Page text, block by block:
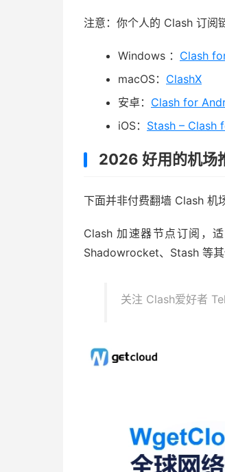
注意：你个人的 Clash 订阅
Windows ： Clash
macOS： ClashX
安卓： Clash for
iOS： Stash – Clash
2026 好用的机场
下面并非付费翻墙 Clash 机
Clash 加速器节点订阅，
Shadowrocket、Stash 等其
关注 Clash爱好者